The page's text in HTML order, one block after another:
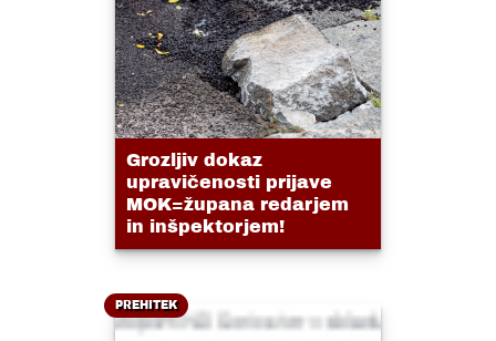
Grozljiv dokaz
upravičenosti prijave
MOK=župana redarjem
in inšpektorjem!
PREHITEK